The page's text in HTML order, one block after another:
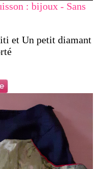
: bijoux - Sans
et Un petit diamant